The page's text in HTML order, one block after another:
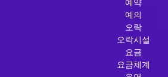
예의
오락
오락시설
요금
요금체계